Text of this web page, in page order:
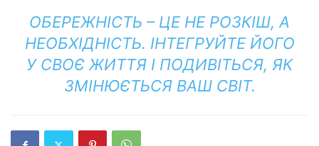
ОБЕРЕЖНІСТЬ – ЦЕ НЕ РОЗКІШ, А
НЕОБХІДНІСТЬ. ІНТЕГРУЙТЕ ЙОГО
У СВОЄ ЖИТТЯ І ПОДИВІТЬСЯ, ЯК
ЗМІНЮЄТЬСЯ ВАШ СВІТ.